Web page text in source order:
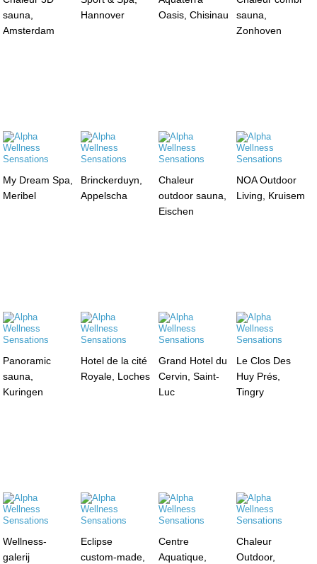
sauna,
Amsterdam
Hannover
Oasis, Chisinau
sauna,
Zonhoven
My Dream Spa,
Meribel
Brinckerduyn,
Appelscha
Chaleur
outdoor sauna,
Eischen
NOA Outdoor
Living, Kruisem
Panoramic
sauna,
Kuringen
Hotel de la cité
Royale, Loches
Grand Hotel du
Cervin, Saint-
Luc
Le Clos Des
Huy Prés,
Tingry
Wellness-
galerij
Eclipse
custom-made,
Centre
Aquatique,
Chaleur
Outdoor,